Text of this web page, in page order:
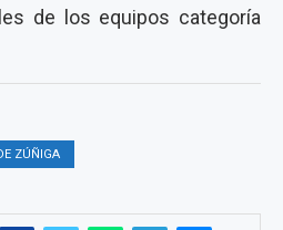
de los equipos categoría
ZÚÑIGA